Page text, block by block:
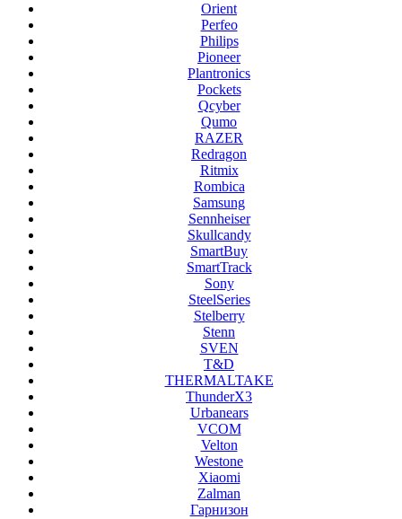
Orient
Perfeo
Philips
Pioneer
Plantronics
Pockets
Qcyber
Qumo
RAZER
Redragon
Ritmix
Rombica
Samsung
Sennheiser
Skullcandy
SmartBuy
SmartTrack
Sony
SteelSeries
Stelberry
Stenn
SVEN
T&D
THERMALTAKE
ThunderX3
Urbanears
VCOM
Velton
Westone
Xiaomi
Zalman
Гарнизон